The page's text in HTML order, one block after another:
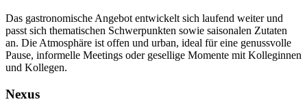
Das gastronomische Angebot entwickelt sich laufend weiter und
passt sich thematischen Schwerpunkten sowie saisonalen Zutaten
an. Die Atmosphäre ist offen und urban, ideal für eine genussvolle
Pause, informelle Meetings oder gesellige Momente mit Kolleginnen
und Kollegen.
Nexus